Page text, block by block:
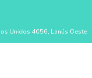
Unidos 4056, Lanús Oeste